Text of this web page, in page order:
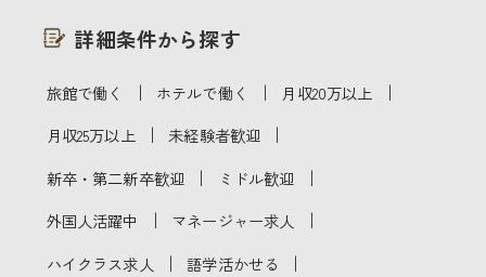
詳細条件から探す
旅館で働く ｜ ホテルで働く ｜ 月収20万以上 ｜
月収25万以上 ｜ 未経験者歓迎 ｜
新卒・第二新卒歓迎 ｜ ミドル歓迎 ｜
外国人活躍中 ｜ マネージャー求人 ｜
ハイクラス求人 ｜ 語学活かせる ｜